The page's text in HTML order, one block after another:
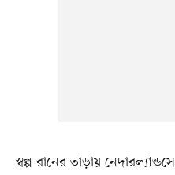
স্বল্প রানের তাড়ায়